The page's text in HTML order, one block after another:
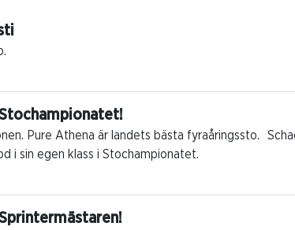
Pure Athena är landets bästa fyraåringssto.
i sin egen klass i Stochampionatet.